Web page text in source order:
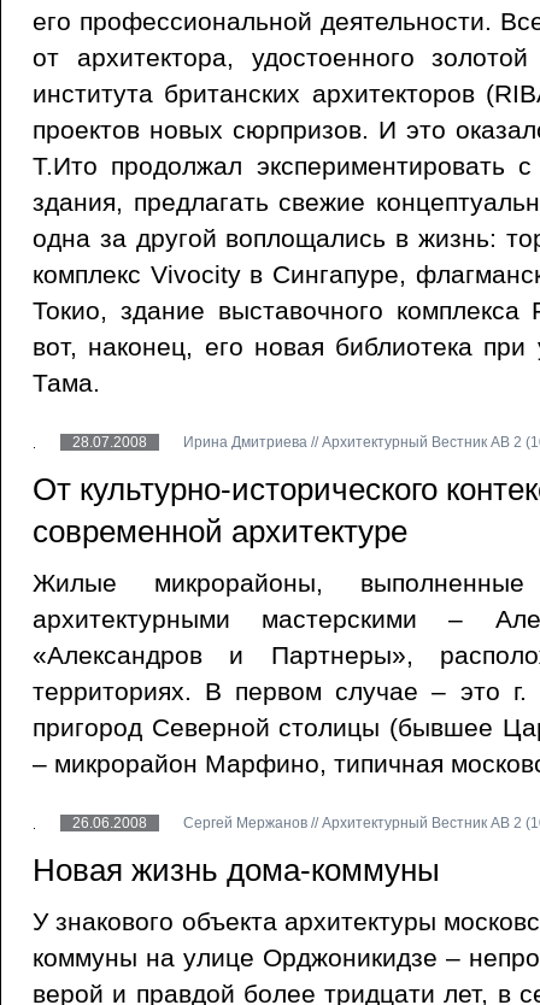
его профессиональной деятельности.
от архитектора, удостоенного
института британских архитекторов
проектов новых сюрпризов. И это
Т.Ито продолжал экспериментировать
здания, предлагать свежие
одна за другой воплощались в жизнь:
комплекс Vivocity в Сингапуре,
Токио, здание выставочного
вот, наконец, его новая библиотека при
Тама.
28.07.2008 Ирина Дмитриева // Архитектурный Вестник АВ 2
От культурно-исторического
современной архитектуре
Жилые микрорайоны,
архитектурными мастерскими –
«Александров и Партнеры»,
территориях. В первом случае – это г.
пригород Северной столицы (бывшее
– микрорайон Марфино, типичная
26.06.2008 Сергей Мержанов // Архитектурный Вестник АВ 2
Новая жизнь дома-коммуны
У знакового объекта архитектуры
коммуны на улице Орджоникидзе –
верой и правдой более тридцати лет, в